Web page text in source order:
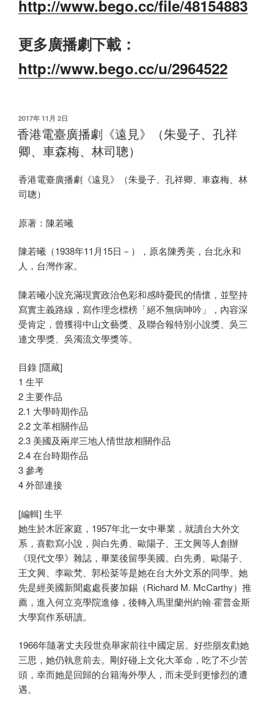
http://www.bego.cc/file/48154883
更多廣播劇下載：
http://www.bego.cc/u/2964522
发
布
于
2017年 11月 2日
香港電臺廣播劇《遠見》（朱曼子、孔祥
卿、車森梅、林司聰）
香港電臺廣播劇《遠見》（朱曼子、孔祥卿、車森梅、林
司聰）
原著：陳若曦
陳若曦（1938年11月15日－），原名陳秀美，台北永和
人，台灣作家。
陳若曦小說充滿現實政治色彩和感時憂民的情懷，並堅持
寫實主義路線，寫作理念標榜「絕不無病呻吟」，內容深
受肯定，曾獲得中山文藝獎、及聯合報特別小說獎、吳三
連文學獎、吳濁流文學獎等。
目錄 [隱藏]
1 生平
2 主要作品
2.1 大學時期作品
2.2 文革相關作品
2.3 美國及兩岸三地人情世故相關作品
2.4 在台時期作品
3 參考
4 外部連接
[編輯] 生平
她生於木匠家庭，1957年北一女中畢業，就讀台大外文
系，喜歡寫小說，與白先勇、歐陽子、王文興等人創辦
《現代文學》雜誌，畢業後留學美國。白先勇、歐陽子、
王文興、李歐梵、郭松棻等是她在台大外文系的同學。她
先是經美國新聞處處長麥加錫（Richard M. McCarthy）推
薦，進入何立克學院進修，後轉入馬里蘭州約翰·霍普金斯
大學寫作系研讀。
1966年隨著丈夫段世堯舉家前往中國定居。好些朋友勸她
三思，她仍執意前去。剛好碰上文化大革命，吃了不少苦
頭，幸而她是回歸的台籍海外學人，而未受到更慘烈的遭
遇。